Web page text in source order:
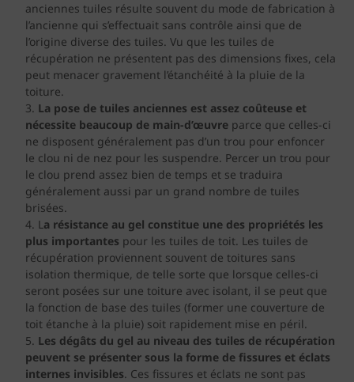
anciennes tuiles résulte souvent du mode de fabrication à
l’ancienne qui s’effectuait sans contrôle ainsi que de
l’origine diverse des tuiles. Vu que les tuiles de
récupération ne présentent pas des dimensions fixes, cela
peut menacer gravement l’étanchéité à la pluie de la
toiture.
La pose de tuiles anciennes est assez coûteuse et
nécessite beaucoup de main-d’œuvre parce que celles-ci
ne disposent généralement pas d’un trou pour enfoncer
le clou ni de nez pour les suspendre. Percer un trou pour
le clou prend assez bien de temps et se traduira
généralement aussi par un grand nombre de tuiles
brisées.
La résistance au gel constitue une des propriétés les
plus importantes pour les tuiles de toit. Les tuiles de
récupération proviennent souvent de toitures sans
isolation thermique, de telle sorte que lorsque celles-ci
seront posées sur une toiture avec isolant, il se peut que
la fonction de base des tuiles (former une couverture de
toit étanche à la pluie) soit rapidement mise en péril.
Les dégâts du gel au niveau des tuiles de récupération
peuvent se présenter sous la forme de fissures et éclats
internes invisibles. Ces fissures et éclats ne sont pas